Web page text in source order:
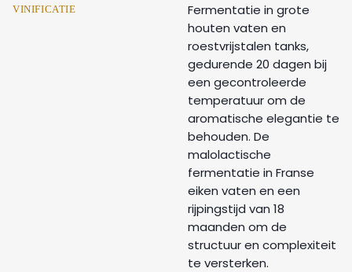
VINIFICATIE
Fermentatie in grote
houten vaten en
roestvrijstalen tanks,
gedurende 20 dagen bij
een gecontroleerde
temperatuur om de
aromatische elegantie te
behouden. De
malolactische
fermentatie in Franse
eiken vaten en een
rijpingstijd van 18
maanden om de
structuur en complexiteit
te versterken.